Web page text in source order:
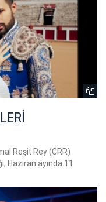
Reşit Rey (CRR)
Haziran ayında 11